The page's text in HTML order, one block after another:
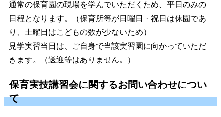
通常の保育園の現場を学んでいただくため、平日のみの
日程となります。（保育所等が日曜日・祝日は休園であ
り、土曜日はこどもの数が少ないため）
見学実習当日は、ご自身で当該実習園に向かっていただ
きます。（送迎等はありません。）
保育実技講習会に関するお問い合わせについ
て